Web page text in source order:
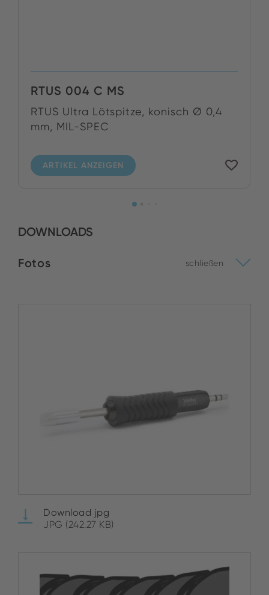
RTUS 004 C MS
RTUS Ultra Lötspitze, konisch Ø 0,4
mm, MIL-SPEC
ARTIKEL ANZEIGEN
DOWNLOADS
Fotos schließen
Download jpg
JPG (242.27 KB)